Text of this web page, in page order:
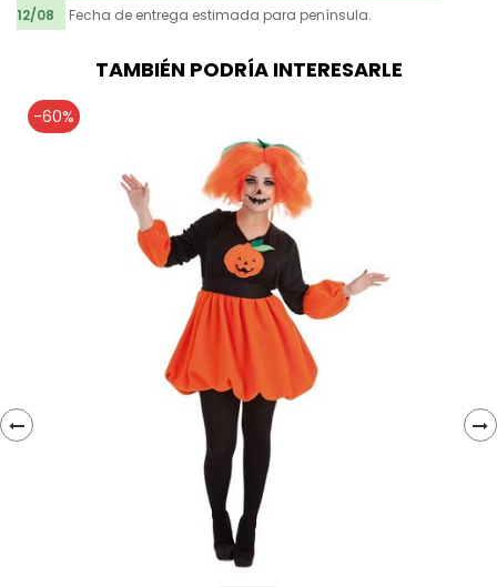
12/08
Fecha de entrega estimada para península.
TAMBIÉN PODRÍA INTERESARLE
-60%